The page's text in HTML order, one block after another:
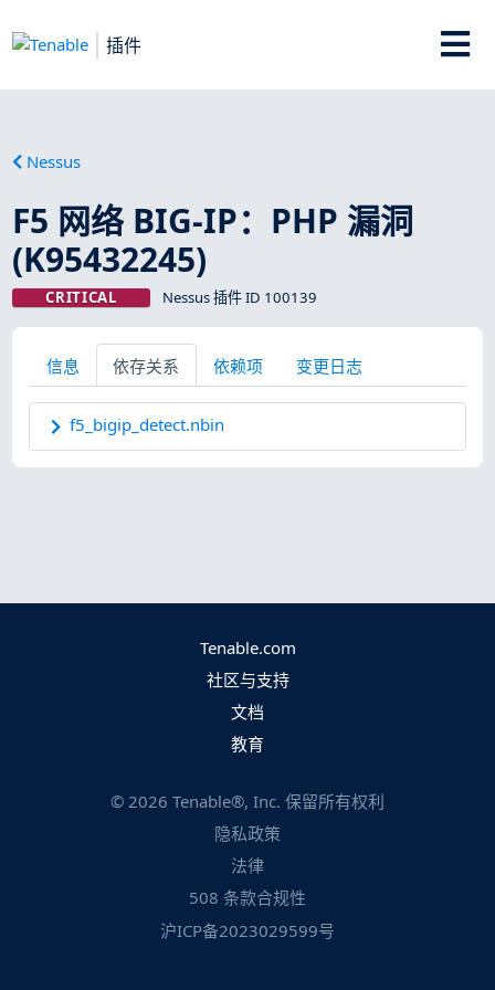
插件
Nessus
F5 网络 BIG-IP：PHP 漏洞
(K95432245)
CRITICAL Nessus 插件 ID 100139
信息 依存关系 依赖项 变更日志
f5_bigip_detect.nbin
Tenable.com
社区与支持
文档
教育
© 2026 Tenable®, Inc. 保留所有权利
隐私政策
法律
508 条款合规性
沪ICP备2023029599号